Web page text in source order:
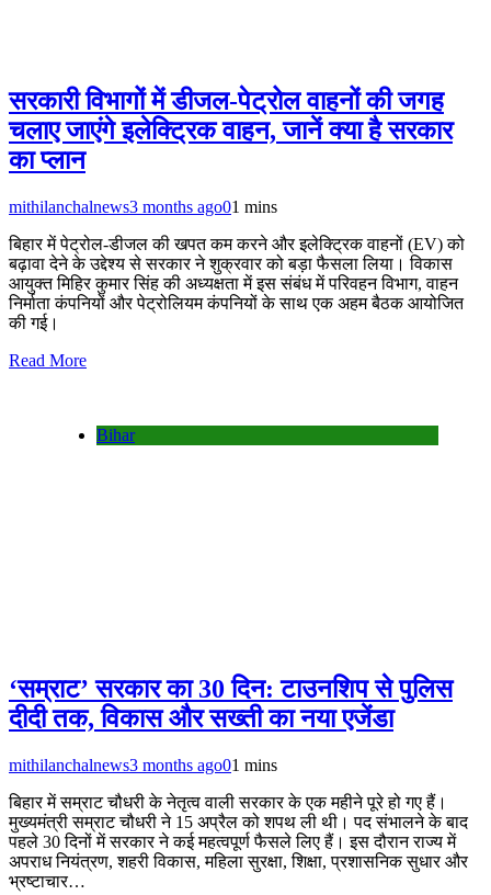
सरकारी विभागों में डीजल-पेट्रोल वाहनों की जगह
चलाए जाएंगे इलेक्ट्रिक वाहन, जानें क्या है सरकार
का प्लान
mithilanchalnews3 months ago01 mins
बिहार में पेट्रोल-डीजल की खपत कम करने और इलेक्ट्रिक वाहनों (EV) को
बढ़ावा देने के उद्देश्य से सरकार ने शुक्रवार को बड़ा फैसला लिया। विकास
आयुक्त मिहिर कुमार सिंह की अध्यक्षता में इस संबंध में परिवहन विभाग, वाहन
निर्माता कंपनियों और पेट्रोलियम कंपनियों के साथ एक अहम बैठक आयोजित
की गई।
Read More
Bihar
‘सम्राट’ सरकार का 30 दिन: टाउनशिप से पुलिस
दीदी तक, विकास और सख्ती का नया एजेंडा
mithilanchalnews3 months ago01 mins
बिहार में सम्राट चौधरी के नेतृत्व वाली सरकार के एक महीने पूरे हो गए हैं।
मुख्यमंत्री सम्राट चौधरी ने 15 अप्रैल को शपथ ली थी। पद संभालने के बाद
पहले 30 दिनों में सरकार ने कई महत्वपूर्ण फैसले लिए हैं। इस दौरान राज्य में
अपराध नियंत्रण, शहरी विकास, महिला सुरक्षा, शिक्षा, प्रशासनिक सुधार और
भ्रष्टाचार…